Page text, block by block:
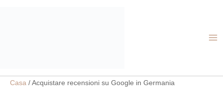
Casa / Acquistare recensioni su Google in Germania